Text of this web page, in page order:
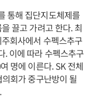
통해 집단지도체제를
끌고 가려고 한다. 최
회사에서 수펙스추구
. 이에 따라 수펙스추구
명에 이른다. SK 전체
회가 중구난방이 될